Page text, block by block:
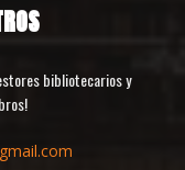
bibliotecarios y